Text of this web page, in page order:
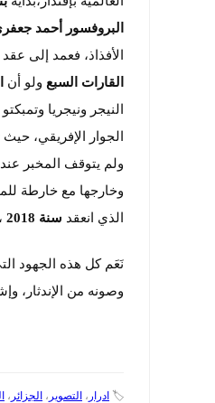
البروفسور أحمد
الأفذاذ، فعمد إلى
القارات السبع ولو أن
النيجر ونيجريا
الجوار الإفريقي،
ولم يتوقف المخبر عند
وخارجها مع خارطة
الذي انعقد سنة 2018
نَعَم كل هذه الجهود
وصونه من الإندثار،
🏷️ ادرار ، التصوير ، الجزائر ،